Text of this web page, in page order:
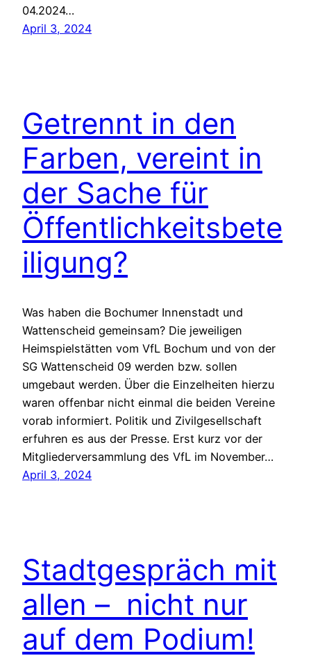
04.2024…
April 3, 2024
Getrennt in den
Farben, vereint in
der Sache für
Öffentlichkeitsbete
iligung?
Was haben die Bochumer Innenstadt und
Wattenscheid gemeinsam? Die jeweiligen
Heimspielstätten vom VfL Bochum und von der
SG Wattenscheid 09 werden bzw. sollen
umgebaut werden. Über die Einzelheiten hierzu
waren offenbar nicht einmal die beiden Vereine
vorab informiert. Politik und Zivilgesellschaft
erfuhren es aus der Presse. Erst kurz vor der
Mitgliederversammlung des VfL im November…
April 3, 2024
Stadtgespräch mit
allen – nicht nur
auf dem Podium!